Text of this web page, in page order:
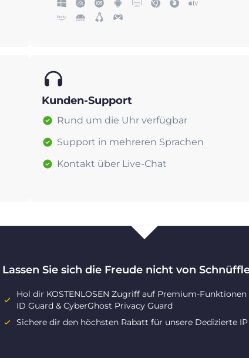
Kunden-Support
Rund um die Uhr verfügbar
Support in mehreren Sprachen
Kontakt über Live-Chat
Lassen Sie sich die Freude nicht von
Hol dir KOSTENLOSEN Zugriff auf Premium-
ID Guard & CyberGhost Privacy Guard
Sichere dir den höchsten Rabatt für unsere Dedizierte IP